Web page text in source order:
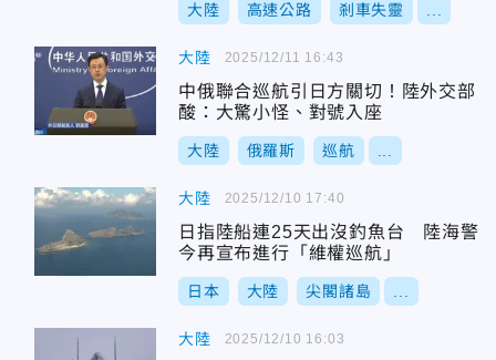
大陸 高速公路 剎車失靈
大陸
中俄聯合巡航引日方關切！陸外交部
酸：大驚小怪、對號入座
大陸 俄羅斯 巡航
2025/12/11 16:43
大陸
日指陸船連25天出沒釣魚台 陸海警
今再宣布進行「維權巡航」
日本 大陸 尖閣諸島
2025/12/10 17:40
大陸 2025/12/10 16:03